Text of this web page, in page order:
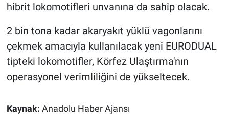
hibrit lokomotifleri unvanına da sahip olacak.
2 bin tona kadar akaryakıt yüklü vagonlarını
çekmek amacıyla kullanılacak yeni EURODUAL
tipteki lokomotifler, Körfez Ulaştırma'nın
operasyonel verimliliğini de yükseltecek.
Kaynak: Anadolu Haber Ajansı